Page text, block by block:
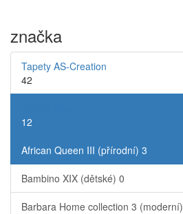
značka
Tapety AS-Creation
42
12
African Queen III (přírodní) 3
Bambino XIX (dětské) 0
Barbara Home collection 3 (moderní)